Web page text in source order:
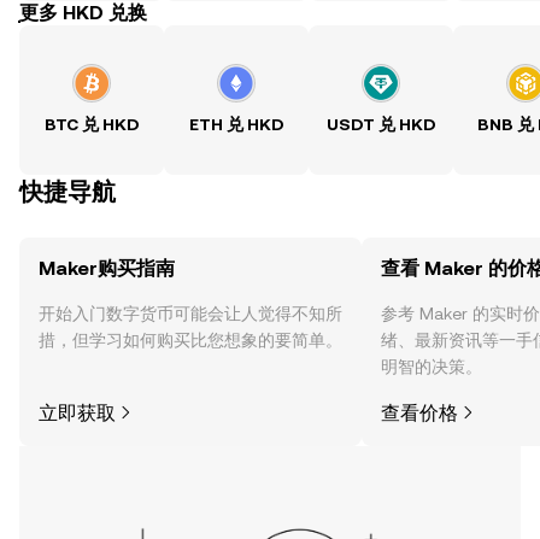
ִִִִִִִִִִִִִִִִִִִִִִִִִִִִִִִִִִִִִִִִִִִִִִִִ更多 HKD 兑换
BTC 兑 HKD ETH 兑 HKD USDT 兑 HKD BNB 兑
快捷导航
Maker购买指南
开始入门数字货币可能会让人觉得不知所
措，但学习如何购买比您想象的要简单。
立即获取
查看 Maker 的价
参考 Maker 的实时
绪、最新资讯等一手
明智的决策。
查看价格